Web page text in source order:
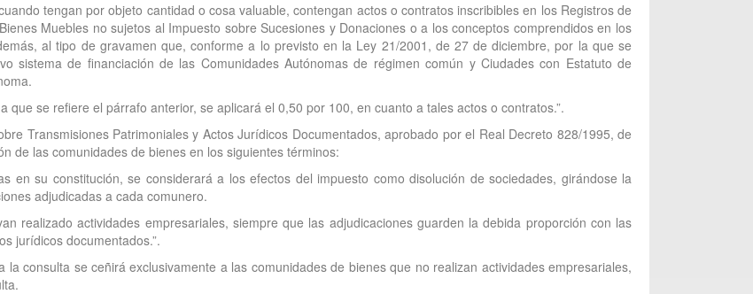
tengan por objeto cantidad o cosa valuable, contengan actos o contratos inscribibles en los Registros de
Muebles no sujetos al Impuesto sobre Sucesiones y Donaciones o a los conceptos comprendidos en los
al tipo de gravamen que, conforme a lo previsto en la Ley 21/2001, de 27 de diciembre, por la que se
sistema de financiación de las Comunidades Autónomas de régimen común y Ciudades con Estatuto de
que se refiere el párrafo anterior, se aplicará el 0,50 por 100, en cuanto a tales actos o contratos.”.
Transmisiones Patrimoniales y Actos Jurídicos Documentados, aprobado por el Real Decreto 828/1995, de
de las comunidades de bienes en los siguientes términos:
en su constitución, se considerará a los efectos del impuesto como disolución de sociedades, girándose la
adjudicadas a cada comunero.
realizado actividades empresariales, siempre que las adjudicaciones guarden la debida proporción con las
jurídicos documentados.”.
consulta se ceñirá exclusivamente a las comunidades de bienes que no realizan actividades empresariales,